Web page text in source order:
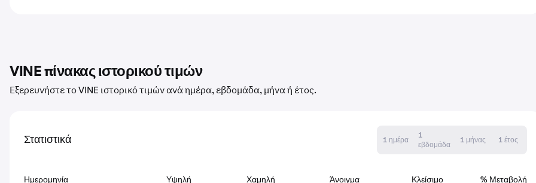
VINE πίνακας ιστορικού τιμών
Εξερευνήστε το VINE ιστορικό τιμών ανά ημέρα, εβδομάδα, μήνα ή έτος.
Στατιστικά 1 ημέρα
1
εβδομάδα
1 μήνας 1 έτος
Ημερομηνία Υψηλή Χαμηλή Άνοιγμα Κλείσιμο
% Μεταβολή